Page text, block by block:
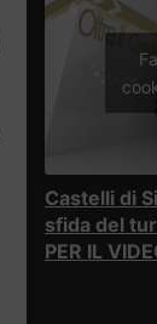
Castelli di
sfida del
PER IL